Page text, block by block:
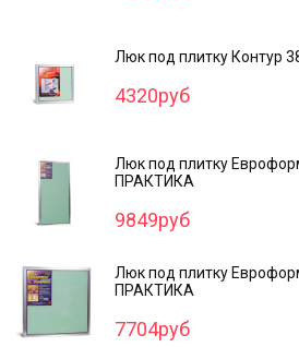
Люк под плитку Контур
4320руб
Люк под плитку
ПРАКТИКА
9849руб
Люк под плитку
ПРАКТИКА
7704руб